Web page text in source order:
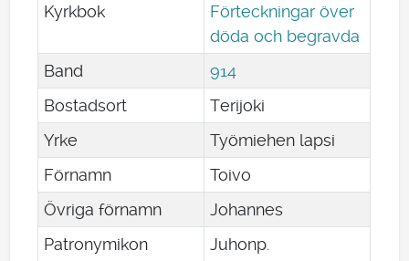
Kyrkbok
Förteckningar över
döda och begravda
Band
914
Bostadsort
Terijoki
Yrke
Työmiehen lapsi
Förnamn
Toivo
Övriga förnamn
Johannes
Patronymikon
Juhonp.